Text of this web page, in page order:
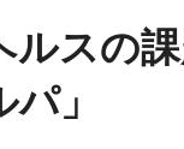
ルスの
」